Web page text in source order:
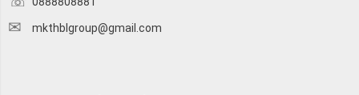
mkthblgroup@gmail.com